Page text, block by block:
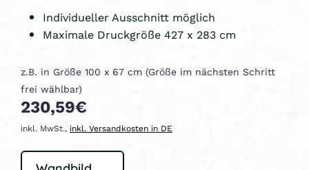
Individueller Ausschnitt möglich
Maximale Druckgröße 427 x 283 cm
z.B. in Größe 100 x 67 cm (Größe im nächsten Schritt
frei wählbar)
230,59€
inkl. MwSt., inkl. Versandkosten in DE